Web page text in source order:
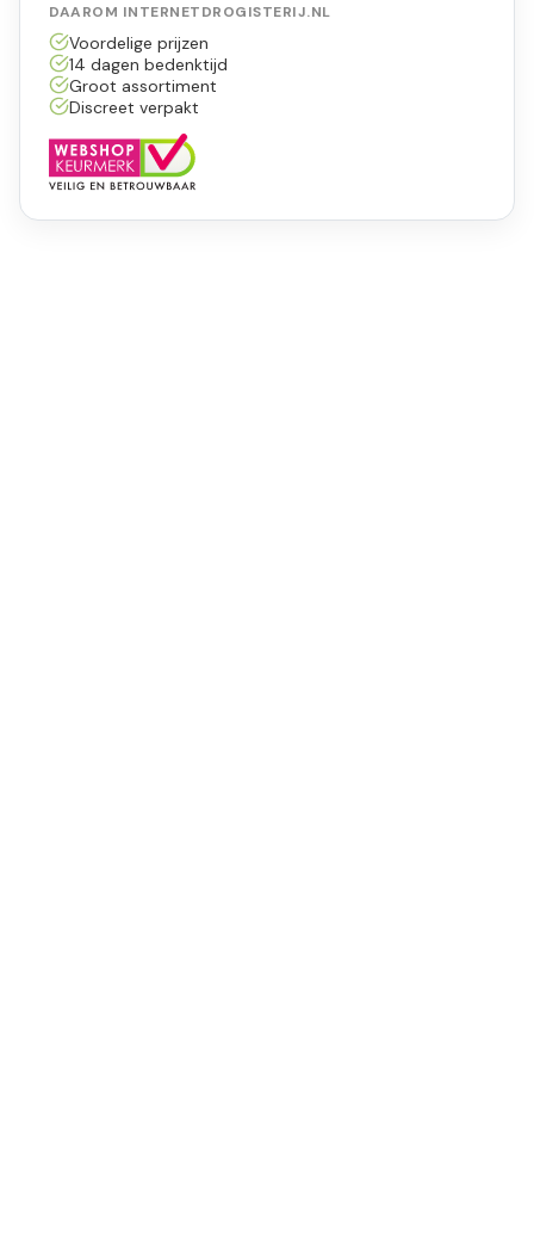
DAAROM INTERNETDROGISTERIJ.NL
Voordelige prijzen
14 dagen bedenktijd
Groot assortiment
Discreet verpakt